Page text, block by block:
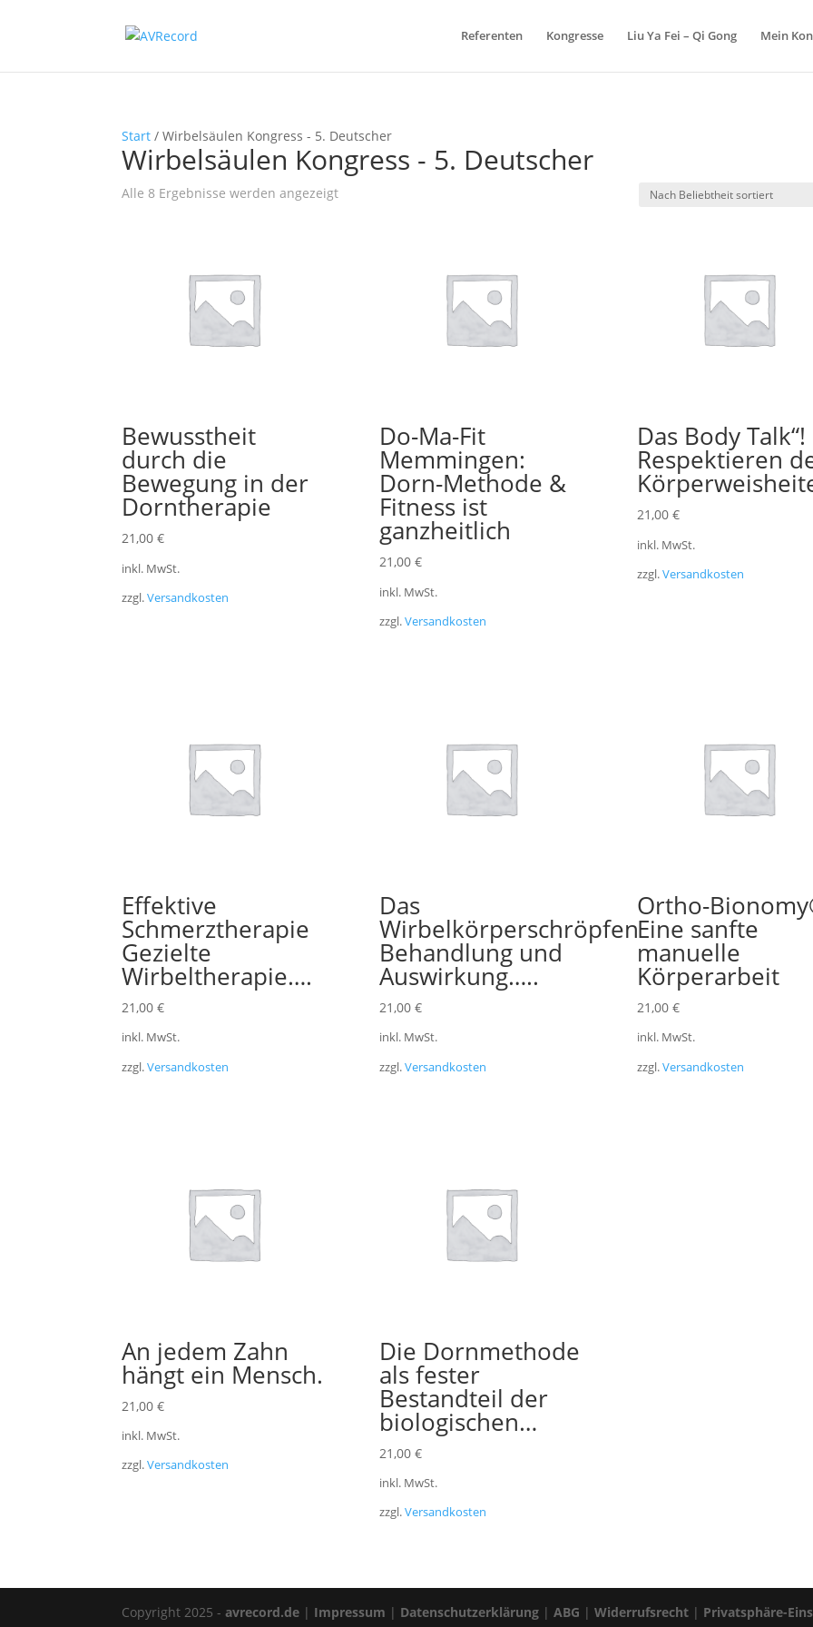
Referenten Kongresse Liu Ya Fei – Qi Gong Mein
Start / Wirbelsäulen Kongress - 5. Deutscher
Wirbelsäulen Kongress - 5. Deutscher
Alle 8 Ergebnisse werden angezeigtNach
Bewusstheit
durch die
Bewegung in der
Dorntherapie
21,00€
inkl. MwSt.
zzgl.Versandkosten
Do-Ma-Fit
Memmingen:
Dorn-Methode &
Fitness ist
ganzheitlich
21,00 €
inkl. MwSt.
zzgl.Versandkosten
Das Body Talk“!
Respektieren
21,00 €
inkl. MwSt.
zzgl.Versandkosten
Effektive
Schmerztherapie
Gezielte
Wirbeltherapie….
21,00€
inkl. MwSt.
zzgl.Versandkosten
Das
Wirbelkörperschröpfen
Behandlung und
Auswirkung…..
21,00 €
inkl. MwSt.
zzgl.Versandkosten
Ortho-
Eine sanfte
manuelle
Körperarbeit
21,00 €
inkl. MwSt.
zzgl.Versandkosten
An jedem Zahn
hängt ein Mensch.
21,00€
inkl. MwSt.
zzgl.Versandkosten
Die Dornmethode
als fester
Bestandteil der
biologischen…
21,00 €
inkl. MwSt.
zzgl.Versandkosten
Copyright 2025 -avrecord.de | Impressum | Datenschutzerklärung |ABG |Widerrufsrecht | Privatsphäre-